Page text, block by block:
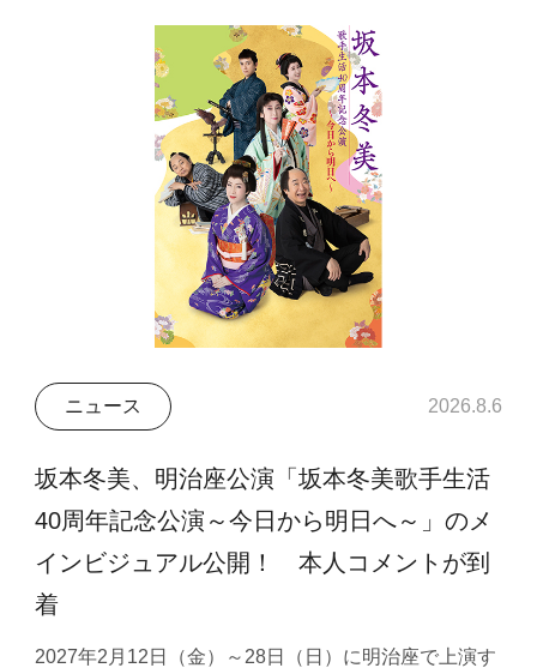
ニュース 2026.8.6
坂本冬美、明治座公演「坂本冬美歌手生活
40周年記念公演～今日から明日へ～」のメ
インビジュアル公開！ 本人コメントが到
着
2027年2月12日（金）～28日（日）に明治座で上演す